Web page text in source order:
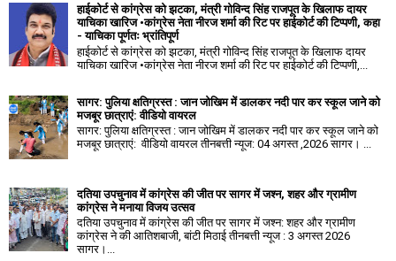
हाईकोर्ट से कांग्रेस को झटका, मंत्री गोविन्द सिंह राजपूत के खिलाफ दायर
याचिका खारिज •कांग्रेस नेता नीरज शर्मा की रिट पर हाईकोर्ट की टिप्पणी, कहा
- याचिका पूर्णतः भ्रांतिपूर्ण
हाईकोर्ट से कांग्रेस को झटका, मंत्री गोविन्द सिंह राजपूत के खिलाफ दायर
याचिका खारिज •कांग्रेस नेता नीरज शर्मा की रिट पर हाईकोर्ट की टिप्पणी,...
सागर: पुलिया क्षतिग्रस्त : जान जोखिम में डालकर नदी पार कर स्कूल जाने को
मजबूर छात्राएं: वीडियो वायरल
सागर: पुलिया क्षतिग्रस्त : जान जोखिम में डालकर नदी पार कर स्कूल जाने को
मजबूर छात्राएं: वीडियो वायरल तीनबत्ती न्यूज: 04 अगस्त ,2026 सागर। ...
दतिया उपचुनाव में कांग्रेस की जीत पर सागर में जश्न, शहर और ग्रामीण
कांग्रेस ने मनाया विजय उत्सव
दतिया उपचुनाव में कांग्रेस की जीत पर सागर में जश्न: शहर और ग्रामीण
कांग्रेस ने की आतिशबाजी, बांटी मिठाई तीनबत्ती न्यूज : 3 अगस्त 2026
सागर।...